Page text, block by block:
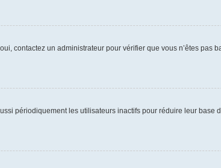
contactez un administrateur pour vérifier que vous n’êtes pas
périodiquement les utilisateurs inactifs pour réduire leur base